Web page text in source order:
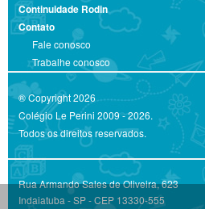
Continuidade Rodin
Contato
Fale conosco
Trabalhe conosco
® Copyright 2026
Colégio Le Perini 2009 - 2026.
Todos os direitos reservados.
Rua Armando Sales de Oliveira, 623
Indaiatuba - SP - CEP 13330-555